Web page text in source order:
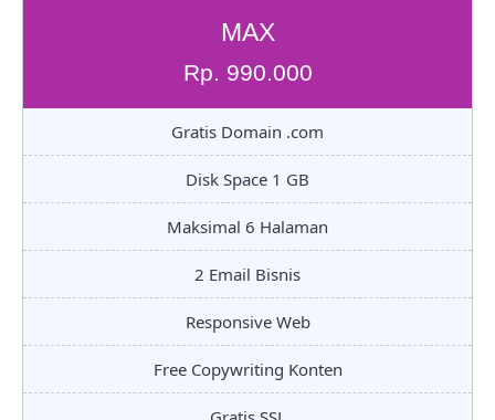
MAX
Rp. 990.000
Gratis Domain .com
Disk Space 1 GB
Maksimal 6 Halaman
2 Email Bisnis
Responsive Web
Free Copywriting Konten